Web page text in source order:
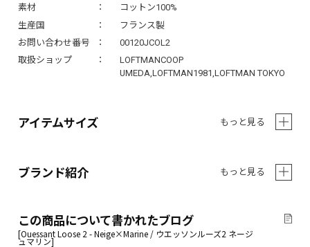
素材
コットン100%
生産国
フランス製
お問い合わせ番号
00120JCOL2
取扱ショップ
LOFTMANCOOP
UMEDA,LOFTMAN1981,LOFTMAN TOKYO
アイテムサイズ もっと見る
ブランド紹介 もっと見る
この商品について書かれたブログ